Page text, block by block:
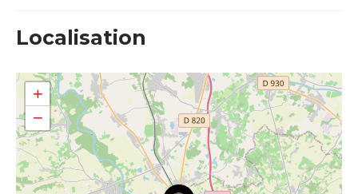
Localisation
+
−